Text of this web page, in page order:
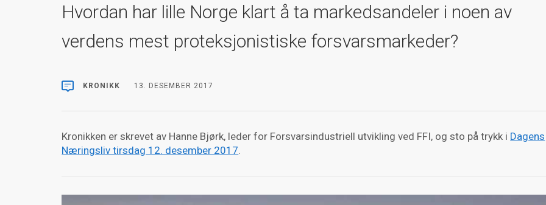
Hvordan har lille Norge klart å ta markedsandeler i noen av
verdens mest proteksjonistiske forsvarsmarkeder?
KRONIKK 13. DESEMBER 2017
Kronikken er skrevet av Hanne Bjørk, leder for Forsvarsindustriell utvikling ved FFI, og sto på trykk i Dagens
Næringsliv tirsdag 12. desember 2017.